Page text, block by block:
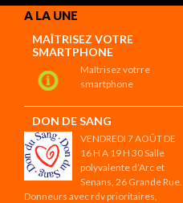
A LA UNE
MAÎTRISEZ VOTRE
SMARTPHONE
Maîtrisez votrre
smartphone
DON DE SANG
VENDREDI 7 AOÛT DE
16 H A 19 H 30 Salle
polyvalente d’Arc et
Senans, 26 Grande Rue.
Donneurs avec rdv prioritaires,